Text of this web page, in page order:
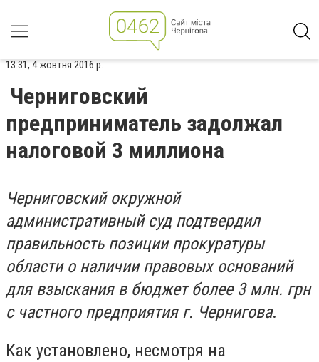
13:31, 4 жовтня 2016 р.
Черниговский
предприниматель задолжал
налоговой 3 миллиона
Черниговский окружной
административный суд подтвердил
правильность позиции прокуратуры
области о наличии правовых оснований
для взыскания в бюджет более 3 млн. грн
с частного предприятия г. Чернигова.
Как установлено, несмотря на